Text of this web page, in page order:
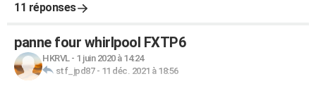
11 réponses
panne four whirlpool FXTP6
HKRVL- 1 juin 2020 à 14:24
stf_jpd87- 11 déc. 2021 à 18:56